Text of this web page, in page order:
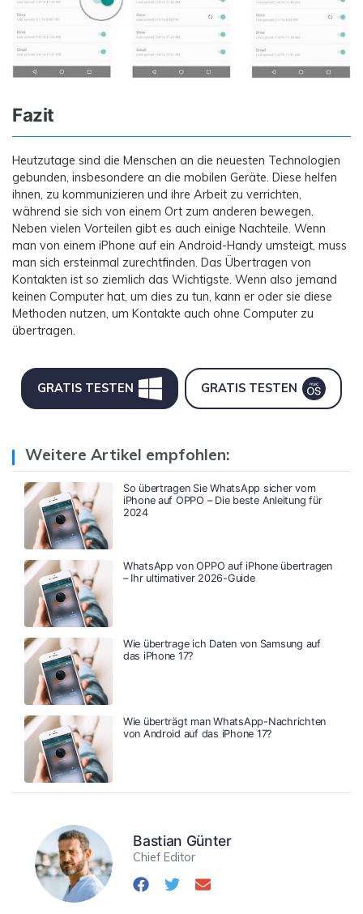
Fazit
Heutzutage sind die Menschen an die neuesten Technologien
gebunden, insbesondere an die mobilen Geräte. Diese helfen
ihnen, zu kommunizieren und ihre Arbeit zu verrichten,
während sie sich von einem Ort zum anderen bewegen.
Neben vielen Vorteilen gibt es auch einige Nachteile. Wenn
man von einem iPhone auf ein Android-Handy umsteigt, muss
man sich ersteinmal zurechtfinden. Das Übertragen von
Kontakten ist so ziemlich das Wichtigste. Wenn also jemand
keinen Computer hat, um dies zu tun, kann er oder sie diese
Methoden nutzen, um Kontakte auch ohne Computer zu
übertragen.
GRATIS TESTEN GRATIS TESTEN
Weitere Artikel empfohlen:
So übertragen Sie WhatsApp sicher vom
iPhone auf OPPO – Die beste Anleitung für
2024
WhatsApp von OPPO auf iPhone übertragen
– Ihr ultimativer 2026-Guide
Wie übertrage ich Daten von Samsung auf
das iPhone 17?
Wie überträgt man WhatsApp-Nachrichten
von Android auf das iPhone 17?
Bastian Günter
Chief Editor